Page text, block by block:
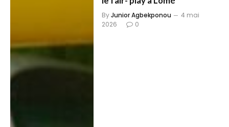
ByJunior Agbekponou
4 mai
2026
0